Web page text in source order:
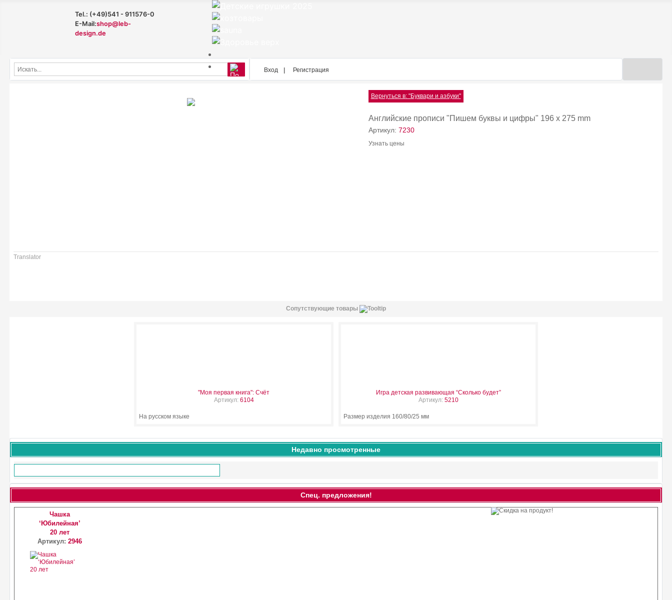
Tel.: (+49)541 - 911576-0
E-Mail:shop@leb-
design.de
Вход Регистрация
Вернуться в: "Буквари и азбуки"
Английские прописи "Пишем буквы и цифры" 196 x 275 mm
Артикул: 7230
Узнать цены
Translator
Сопутствующие товары
"Моя первая книга": Счёт
Артикул: 6104
На русском языке
Игра детская развивающая “Сколько будет”
Артикул: 5210
Размер изделия 160/80/25 мм
Недавно просмотренные
Спец. предложения!
Чашка
‘Юбилейная’
20 лет
Артикул: 2946